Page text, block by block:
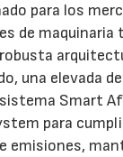
para los
de maquinaria
una elevada
Smart
para
emisiones,